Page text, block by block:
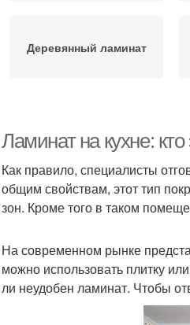
Деревянный ламинат
Ламинат на кухне:
Как правило, специалисты
общим свойствам, этот тип
зон. Кроме того в таком
На современном рынке
можно использовать плитку
ли неудобен ламинат. Чтобы